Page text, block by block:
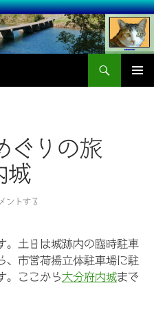
ぐりの旅
城
ントする
。土日は城跡内の臨時駐車
、市営荷揚立体駐車場に駐
。ここから大分府内城まで